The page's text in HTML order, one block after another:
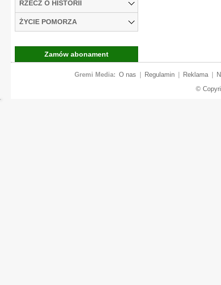
RZECZ O HISTORII
ŻYCIE POMORZA
Zamów abonament
Gremi Media: O nas Regulamin Reklama
©